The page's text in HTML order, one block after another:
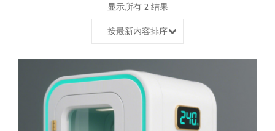
显示所有 2 结果
按最新内容排序